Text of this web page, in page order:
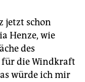
jetzt schon
Henze, wie
des
für die Windkraft
würde ich mir